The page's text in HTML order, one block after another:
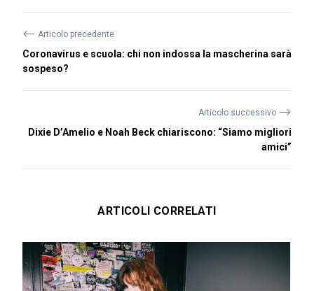
⟵ Articolo precedente
Coronavirus e scuola: chi non indossa la mascherina sarà
sospeso?
Articolo successivo ⟶
Dixie D’Amelio e Noah Beck chiariscono: “Siamo migliori
amici”
ARTICOLI CORRELATI